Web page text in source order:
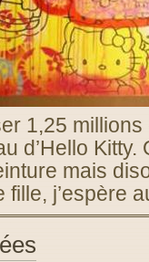
1,25
d’Hello
mais
fille, j’espère